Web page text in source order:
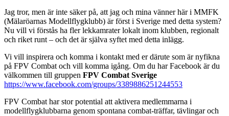
Jag tror, men är inte säker på, att jag och mina vänner här i MMFK
(Mälaröarnas Modellflygklubb) är först i Sverige med detta system?
Nu vill vi förstås ha fler lekkamrater lokalt inom klubben, regionalt
och riket runt – och det är själva syftet med detta inlägg.
Vi vill inspirera och komma i kontakt med er därute som är nyfikna
på FPV Combat och vill komma igång. Om du har Facebook är du
välkommen till gruppen FPV Combat Sverige
https://www.facebook.com/groups/3389886251244553
FPV Combat har stor potential att aktivera medlemmarna i
modellflygklubbarna genom spontana combat-träffar, tävlingar och